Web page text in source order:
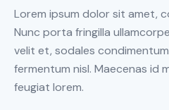
Lorem ipsum dolor sit amet,
Nunc porta fringilla
velit et, sodales
fermentum nisl. Maecenas id
feugiat lorem.